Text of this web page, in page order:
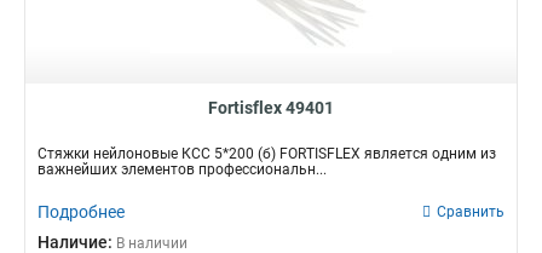
Fortisflex 49401
Стяжки нейлоновые КСС 5*200 (б) FORTISFLEX является одним из
важнейших элементов профессиональн...
Подробнее Сравнить
Наличие: В наличии